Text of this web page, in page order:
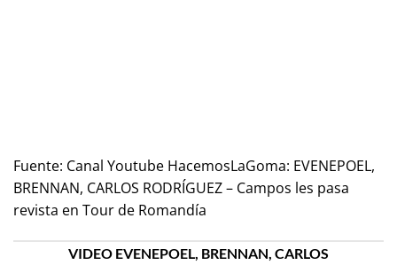
Fuente: Canal Youtube HacemosLaGoma: EVENEPOEL,
BRENNAN, CARLOS RODRÍGUEZ – Campos les pasa
revista en Tour de Romandía
VIDEO EVENEPOEL, BRENNAN, CARLOS